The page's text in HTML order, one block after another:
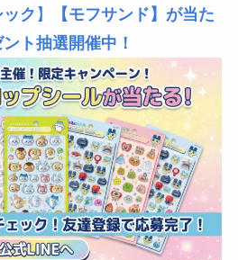
ック 】
【モフサンド】が当た
ト抽選開催中！